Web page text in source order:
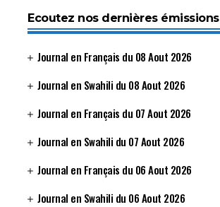
Ecoutez nos dernières émissions
Journal en Français du 08 Aout 2026
Journal en Swahili du 08 Aout 2026
Journal en Français du 07 Aout 2026
Journal en Swahili du 07 Aout 2026
Journal en Français du 06 Aout 2026
Journal en Swahili du 06 Aout 2026